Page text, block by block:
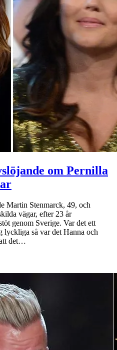
om Pernilla
Martin Stenmarck, 49, och
vägar, efter 23 år
genom Sverige. Var det ett
lyckliga så var det Hanna och
det…